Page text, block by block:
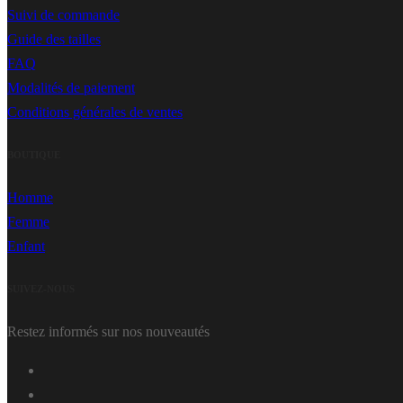
Suivi de commande
Guide des tailles
FAQ
Modalités de paiement
Conditions générales de ventes
Homme
Femme
Enfant
Restez informés sur nos nouveautés